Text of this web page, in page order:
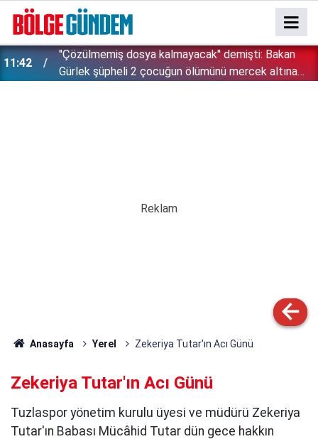
11:28
İsrail zulümde sınır tanımıyor: Bu kez kendi
vatandaşlarını hedef aldı!
Anasayfa Yerel Zekeriya Tutar'ın Acı Günü
Zekeriya Tutar'ın Acı Günü
Tuzlaspor yönetim kurulu üyesi ve müdürü Zekeriya
Tutar'ın Babası Mücâhid Tutar dün gece hakkın